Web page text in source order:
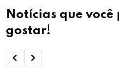
Notícias que você
gostar!